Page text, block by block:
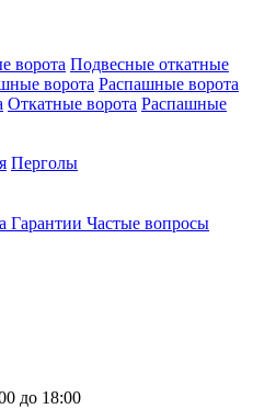
ворота Подвесные откатные
ворота Распашные ворота
Откатные ворота Распашные
Перголы
Гарантии Частые вопросы
до 18:00